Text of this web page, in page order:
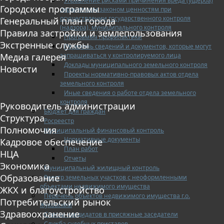
охраняемым законом ценностям при
осуществлении государственного контроля
(надзора), муниципального контроля
Программа профилактики
Перечень сведений и документов, которые могут
запрашиваться у контролируемого лица
Доклады муниципального земельного контроля
Проекты нормативно-правовых актов отдела
земельного контроля
Иные сведения о работе отдела земельного
контроля
Бюджет для граждан
Росреестр
Муниципальный финансовый контроль
Нормативные документы
План работ
Отчеты
Муниципальный жилищный контроль
Реестр земельных участков с неоформленными
объектами недвижимого имущества
Перечень объектов недвижимого имущества г.о.
Жуковский
Списки кандидатов в присяжные заседатели
Городские программы
Генеральный план города
Правила застройки и землепользования
Экстренные службы
Медиа галерея
Новости
Руководитель администрации
Структура
Полномочия
Кадровое обеспечение
НЦА
Экономика
Образование
ЖКХ и благоустройство
Потребительский рынок
Здравоохранение